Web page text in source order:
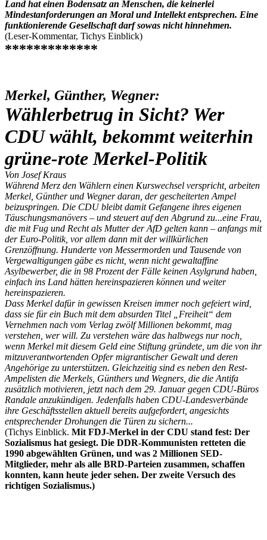
Land hat einen Bodensatz an Menschen, die keinerlei
Mindestanforderungen an Moral und Intellekt entsprechen. Eine
funktionierende Gesellschaft darf sowas nicht hinnehmen.
(Leser-Kommentar, Tichys Einblick)
*************
Merkel, Günther, Wegner:
Wählerbetrug in Sicht? Wer
CDU wählt, bekommt weiterhin
grüne-rote Merkel-Politik
Von Josef Kraus
Während Merz den Wählern einen Kurswechsel verspricht, arbeiten
Merkel, Günther und Wegner daran, der gescheiterten Ampel
beizuspringen. Die CDU bleibt damit Gefangene ihres eigenen
Täuschungsmanövers – und steuert auf den Abgrund zu...eine Frau,
die mit Fug und Recht als Mutter der AfD gelten kann – anfangs mit
der Euro-Politik, vor allem dann mit der willkürlichen
Grenzöffnung. Hunderte von Messermorden und Tausende von
Vergewaltigungen gäbe es nicht, wenn nicht gewaltaffine
Asylbewerber, die in 98 Prozent der Fälle keinen Asylgrund haben,
einfach ins Land hätten hereinspazieren können und weiter
hereinspazieren.
Dass Merkel dafür in gewissen Kreisen immer noch gefeiert wird,
dass sie für ein Buch mit dem absurden Titel „Freiheit“ dem
Vernehmen nach vom Verlag zwölf Millionen bekommt, mag
verstehen, wer will. Zu verstehen wäre das halbwegs nur noch,
wenn Merkel mit diesem Geld eine Stiftung gründete, um die von ihr
mitzuverantwortenden Opfer migrantischer Gewalt und deren
Angehörige zu unterstützen. Gleichzeitig sind es neben den Rest-
Ampelisten die Merkels, Günthers und Wegners, die die Antifa
zusätzlich motivieren, jetzt nach dem 29. Januar gegen CDU-Büros
Randale anzukündigen. Jedenfalls haben CDU-Landesverbände
ihre Geschäftsstellen aktuell bereits aufgefordert, angesichts
entsprechender Drohungen die Türen zu sichern...
(Tichys Einblick. Mit FDJ-Merkel in der CDU stand fest: Der
Sozialismus hat gesiegt. Die DDR-Kommunisten retteten die
1990 abgewählten Grünen, und was 2 Millionen SED-
Mitglieder, mehr als alle BRD-Parteien zusammen, schaffen
konnten, kann heute jeder sehen. Der zweite Versuch des
richtigen Sozialismus.)